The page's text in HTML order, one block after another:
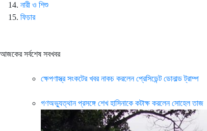
নারী ও শিশু
ফিচার
আজকের সর্বশেষ সবখবর
ক্ষেপণাস্ত্র সংকটের খবর নাকচ করলেন প্রেসিডেন্ট ডোনাল্ড ট্রাম্প
গণঅভ্যুত্থান প্রসঙ্গে শেখ হাসিনাকে কটাক্ষ করলেন সোহেল তাজ